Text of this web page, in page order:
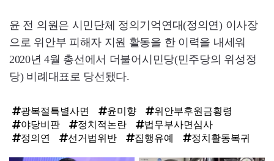
윤 전 의원은 시민단체 정의기억연대(정의연) 이사장
으로 위안부 피해자 지원 활동을 한 이력을 내세워
2020년 4월 총선에서 더불어시민당(민주당의 위성정
당) 비례대표로 당선됐다.
광복절특별사면 윤미향
위안부후원금횡령
야당비판
정치적논란
법무부사면심사
정의연
선거법위반 집행유예 정치활동복귀